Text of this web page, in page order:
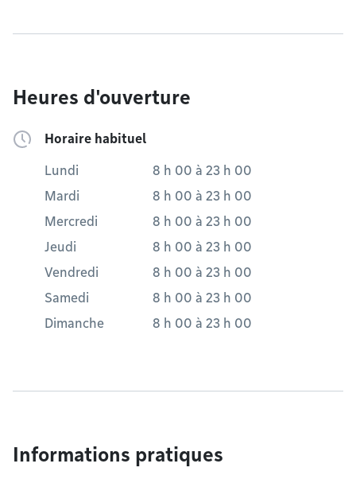
Heures d'ouverture
Horaire habituel
Lundi 8 h 00 à 23 h 00
Mardi
8 h 00 à 23 h 00
Mercredi
8 h 00 à 23 h 00
Jeudi
8 h 00 à 23 h 00
Vendredi
8 h 00 à 23 h 00
Samedi
8 h 00 à 23 h 00
Dimanche
8 h 00 à 23 h 00
Informations pratiques